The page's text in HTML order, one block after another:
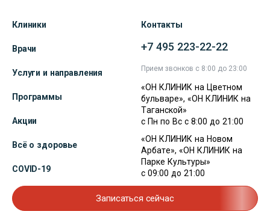
Клиники
Врачи
Услуги и направления
Программы
Акции
Всё о здоровье
COVID-19
Контакты
+7 495 223-22-22
Прием звонков с 8:00 до 23:00
«ОН КЛИНИК на Цветном
бульваре», «ОН КЛИНИК на
Таганской»
с Пн по Вс с 8:00 до 21:00
«ОН КЛИНИК на Новом
Арбате», «ОН КЛИНИК на
Парке Культуры»
с 09:00 до 21:00
Записаться сейчас